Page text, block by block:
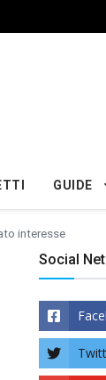
GUIDE
interesse
Social